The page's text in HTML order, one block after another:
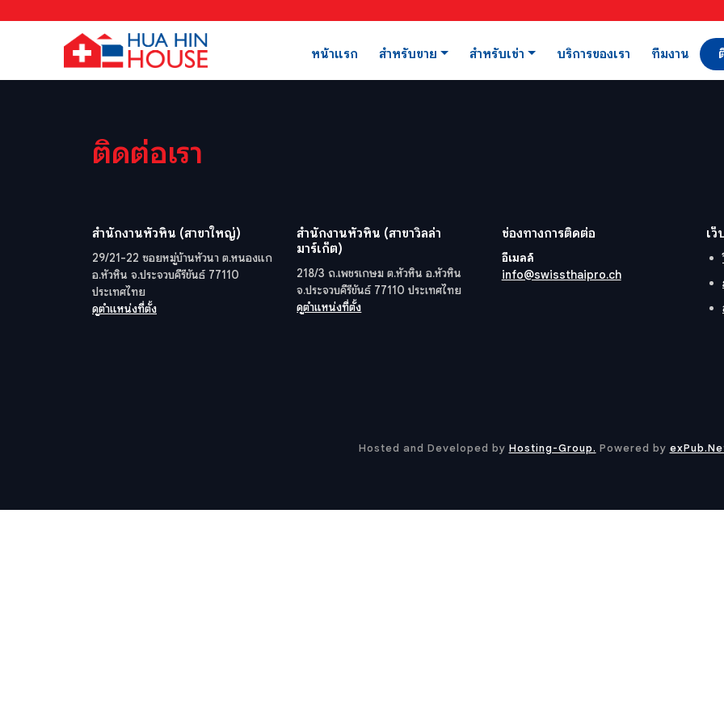
หน้าแรก สำหรับขาย สำหรับเช่า บริการของเรา ทีมงาน
ติดต่อเรา
สำนักงานหัวหิน (สาขาใหญ่)
29/21-22 ซอยหมู่บ้านหัวนา ต.หนองแก
อ.หัวหิน จ.ประจวบคีรีขันธ์ 77110
ประเทศไทย
ดูตำแหน่งที่ตั้ง
สำนักงานหัวหิน (สาขาวิลล่า
มาร์เก็ต)
218/3 ถ.เพชรเกษม ต.หัวหิน อ.หัวหิน
จ.ประจวบคีรีขันธ์ 77110 ประเทศไทย
ดูตำแหน่งที่ตั้ง
ช่องทางการติดต่อ
อีเมลล์
info@swissthaipro.ch
เว็
Hosted and Developed by Hosting-Group. ​Powered by